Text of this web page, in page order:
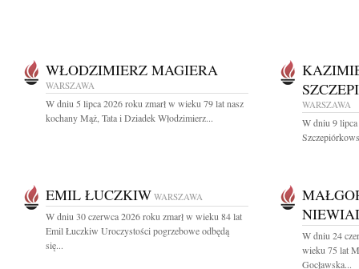
WŁODZIMIERZ MAGIERA
WARSZAWA
W dniu 5 lipca 2026 roku zmarł w wieku 79 lat nasz
kochany Mąż, Tata i Dziadek Włodzimierz...
WARSZAWA
W dniu 9
EMIL ŁUCZKIW WARSZAWA
W dniu 30 czerwca 2026 roku zmarł w wieku 84 lat
Emil Łuczkiw Uroczystości pogrzebowe odbędą
się...
W dniu 24
wieku 75 lat
Gocławska...